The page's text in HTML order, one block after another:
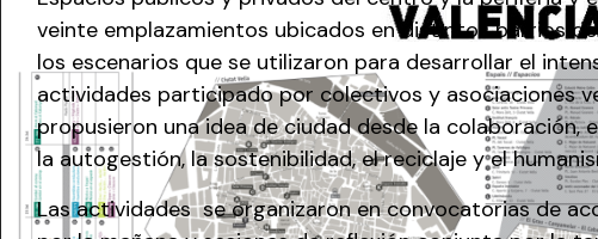
veinte emplazamientos ubicados en distintos barrios
los escenarios que se utilizaron para desarrollar el
actividades participado por colectivos y asociaciones
propusieron una idea de ciudad desde la colaboración,
la autogestión, la sostenibilidad, el reciclaje y el
Las actividades se organizaron en convocatorias de